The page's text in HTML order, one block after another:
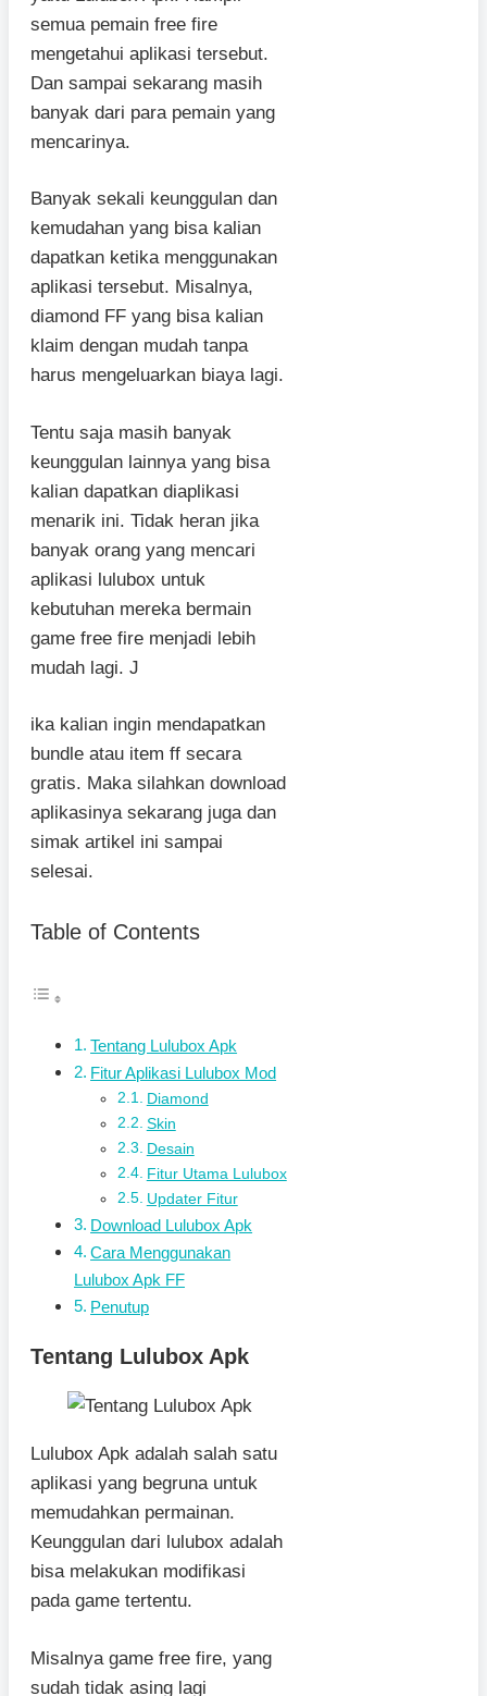
semua pemain free fire
mengetahui aplikasi tersebut.
Dan sampai sekarang masih
banyak dari para pemain yang
mencarinya.
Banyak sekali keunggulan dan
kemudahan yang bisa kalian
dapatkan ketika menggunakan
aplikasi tersebut. Misalnya,
diamond FF yang bisa kalian
klaim dengan mudah tanpa
harus mengeluarkan biaya lagi.
Tentu saja masih banyak
keunggulan lainnya yang bisa
kalian dapatkan diaplikasi
menarik ini. Tidak heran jika
banyak orang yang mencari
aplikasi lulubox untuk
kebutuhan mereka bermain
game free fire menjadi lebih
mudah lagi. J
ika kalian ingin mendapatkan
bundle atau item ff secara
gratis. Maka silahkan download
aplikasinya sekarang juga dan
simak artikel ini sampai
selesai.
Table of Contents
Tentang Lulubox Apk
Fitur Aplikasi Lulubox Mod
Diamond
Skin
Desain
Fitur Utama Lulubox
Updater Fitur
Download Lulubox Apk
Cara Menggunakan
Lulubox Apk FF
Penutup
Tentang Lulubox Apk
Lulubox Apk adalah salah satu
aplikasi yang begruna untuk
memudahkan permainan.
Keunggulan dari lulubox adalah
bisa melakukan modifikasi
pada game tertentu.
Misalnya game free fire, yang
sudah tidak asing lagi